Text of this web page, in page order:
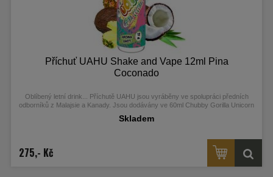
Příchuť UAHU Shake and Vape 12ml Pina
Coconado
Oblíbený letní drink..
Příchutě UAHU jsou vyráběny ve spolupráci předních
odborníků z Malajsie a Kanady. Jsou dodávány ve 60ml Chubby Gorilla Unicorn
Skladem
275,- Kč